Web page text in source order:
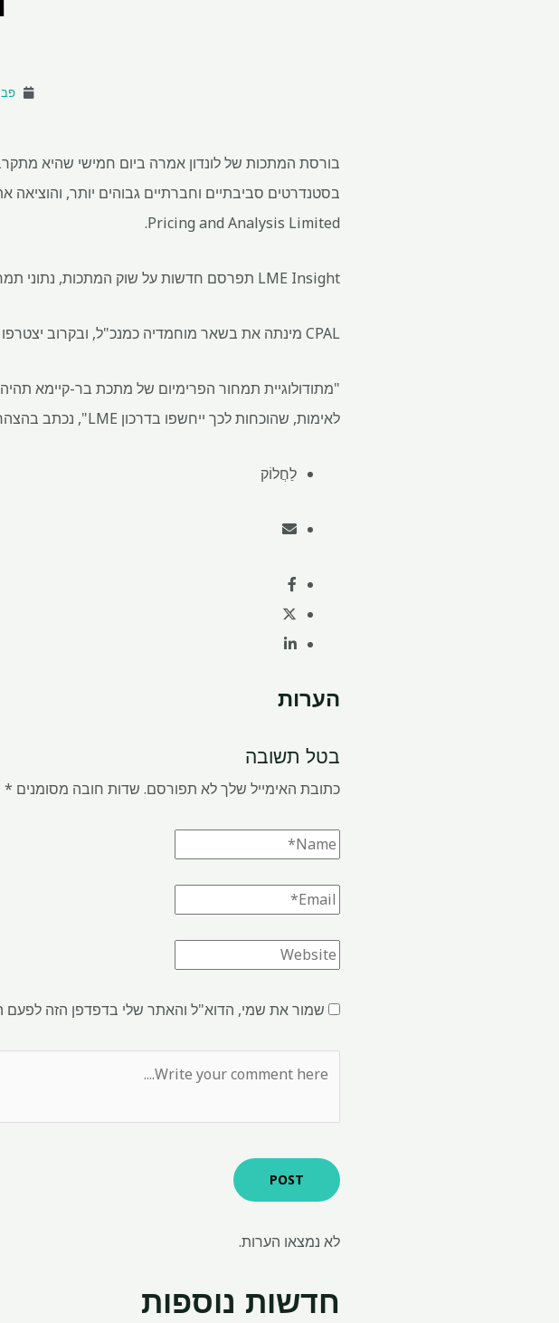
בורסת המתכות של לונדון אמרה ביום חמישי שהיא
Pricing and Analysis Limited.
LME Insight תפרסם חדשות על שוק המתכות, נתוני תמחור ופרטים על המתודולוגיה המשמשת לחישוב פרמיות מתכות בר קיימא.
CPAL מינתה את בשאר מוחמדיה כמנכ"ל, ובקרוב יצטרפו אליו צוותים המכסים את דיווח המחירים כמו גם ממשל וציות, אמר LME.
לאימות, שהוכחות לכך ייחשפו בדרכון LME", נכתב בהצהרה של הבורסה.
לַחֲלוֹק
הערות
בטל תשובה
כתובת האימייל שלך לא תפורסם. שדות חובה מסומנים *
שמור את שמי, הדוא"ל והאתר שלי בדפדפן הזה לפעם
לא נמצאו הערות.
חדשות נוספות